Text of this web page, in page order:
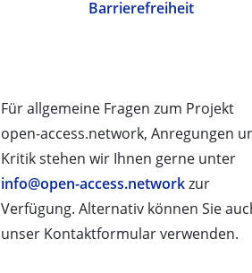
Barrierefreiheit
Für allgemeine Fragen zum Projekt
open-access.network, Anregungen
Kritik stehen wir Ihnen gerne unter
info@open-access.networkzur
Verfügung. Alternativ können Sie
unser Kontaktformular verwenden.